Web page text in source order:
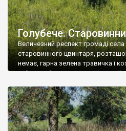
Голубече.
Величезний респект громаді
старовинного цвинтаря,
немає, гарна зелена травичка і
найкращий регулятор
бруньками, кози ті бруньки
делікатес. На цвинтарі у
різноманітних форм хрестів.